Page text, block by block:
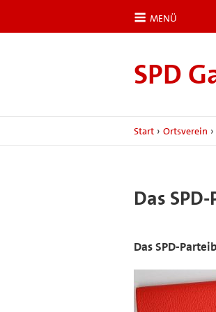
MENÜ
SPD
Start › Ortsverein ›
Das
Das SPD-